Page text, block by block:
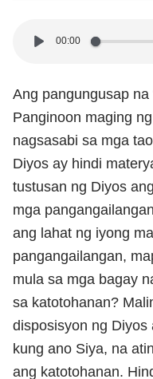
00:00
Ang pangungusap na
Panginoon maging
nagsasabi sa mga
Diyos ay hindi
tustusan ng Diyos
mga
ang lahat ng iyong
pangangailangan,
mula sa mga bagay
sa katotohanan?
disposisyon ng
kung ano Siya, na
ang katotohanan.